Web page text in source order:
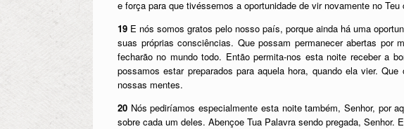
e força para que tivéssemos a oportunidade de vir novamente no Teu
19 E nós somos gratos pelo nosso país, porque ainda há uma
suas próprias consciências. Que possam permanecer abertas
fecharão no mundo todo. Então permita-nos esta noite receber a
possamos estar preparados para aquela hora, quando ela vier.
nossas mentes.
20 Nós pediríamos especialmente esta noite também, Senhor, por
sobre cada um deles. Abençoe Tua Palavra sendo pregada,